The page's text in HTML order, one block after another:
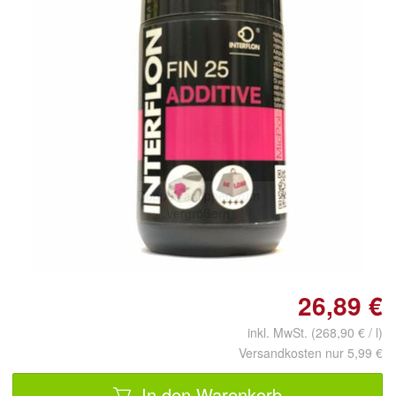
Doppelt antippen zum
vergrößern
26,89 €
inkl. MwSt. (268,90 € / l)
Versandkosten nur 5,99 €